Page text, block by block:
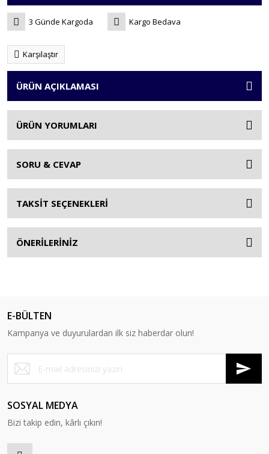
3 Günde Kargoda Kargo Bedava
Karşılaştır
ÜRÜN AÇIKLAMASI
ÜRÜN YORUMLARI
SORU & CEVAP
TAKSİT SEÇENEKLERİ
ÖNERİLERİNİZ
E-BÜLTEN
Kampanya ve duyurulardan ilk siz haberdar olun!
SOSYAL MEDYA
Bizi takip edin, kârlı çıkın!